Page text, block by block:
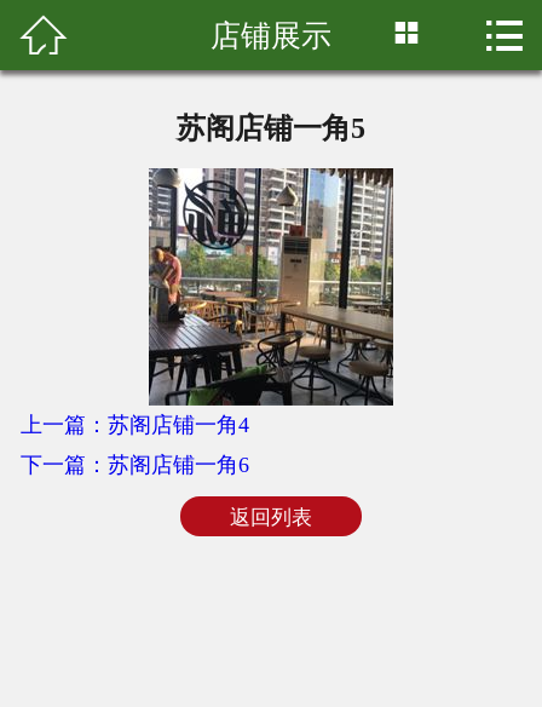
 首页
店铺展示
新闻中心
加盟中心
联系我们
 店铺展示  
苏阁店铺一角5
上一篇：苏阁店铺一角4
下一篇：苏阁店铺一角6
返回列表